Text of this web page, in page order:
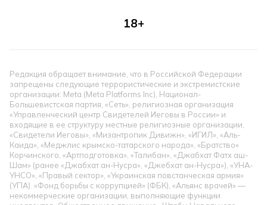
18+
Редакция обращает внимание, что в Российской Федерации
запрещены следующие террористические и экстремистские
организации: Meta (Meta Platforms Inc), Национал-
Большевистская партия, «Сеть», религиозная организация
«Управленческий центр Свидетелей Иеговы в России» и
входящие в ее структуру местные религиозные организации,
«Свидетели Иеговы», «Мизантропик Дивижн», «ИГИЛ», «Аль-
Каида», «Меджлис крымско-татарского народа», «Братство»
Корчинского, «Артподготовка», «Талибан», «Джабхат Фатх аш-
Шам» (ранее «Джабхат ан-Нусра», «Джебхат ан-Нусра»), «УНА-
УНСО», «Правый сектор», «Украинская повстанческая армия»
(УПА). «Фонд борьбы с коррупцией» (ФБК), «Альянс врачей» —
некоммерческие организации, выполняющие функции